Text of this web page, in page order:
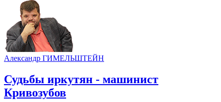
Александр ГИМЕЛЬШТЕЙН
Судьбы иркутян - машинист
Кривозубов